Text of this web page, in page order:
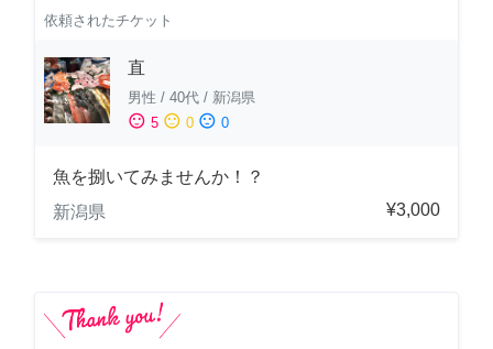
依頼されたチケット
直
男性 / 40代 / 新潟県
sentiment_satisfied 5 sentiment_neutral 0 sentiment_dissatisfied 0
魚を捌いてみませんか！？
新潟県
¥3,000